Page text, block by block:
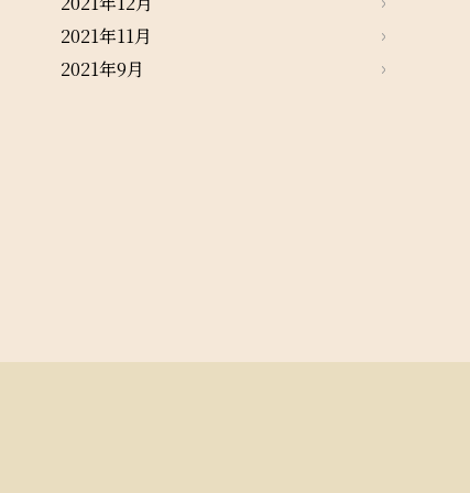
2021年11月
2021年9月